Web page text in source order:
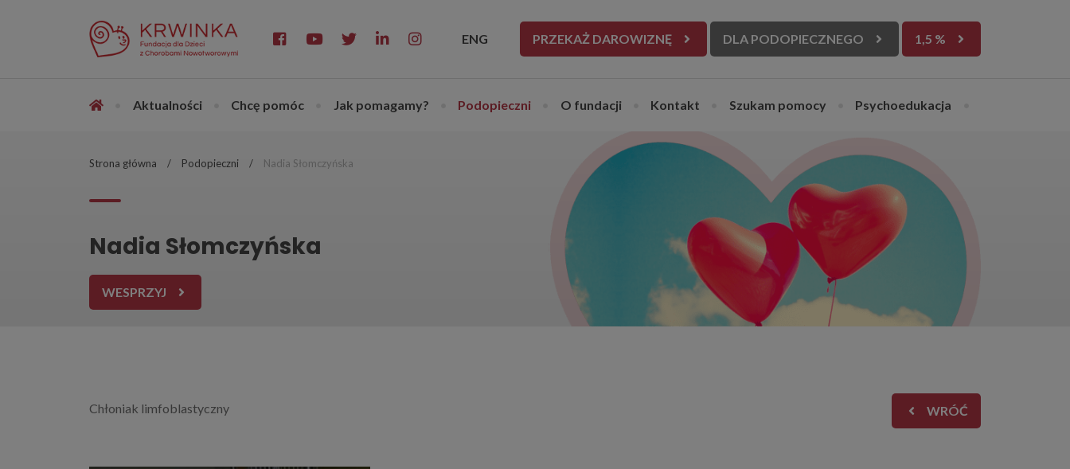
ENG PRZEKAŻ DAROWIZNĘ DLA PODOPIECZNEGO 1,5 %
Aktualności Chcę pomóc Jak pomagamy? Podopieczni O fundacji Kontakt Szukam pomocy Psychoedukacja
Strona główna Podopieczni Nadia Słomczyńska
Nadia Słomczyńska
WESPRZYJ
WRÓĆ
Chłoniak limfoblastyczny